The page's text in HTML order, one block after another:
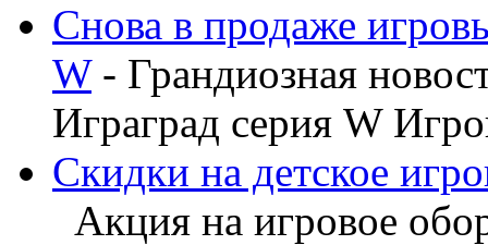
Снова в продаже
W- Грандиозная
Играград серия W
Скидки на детское
Акция на игровое